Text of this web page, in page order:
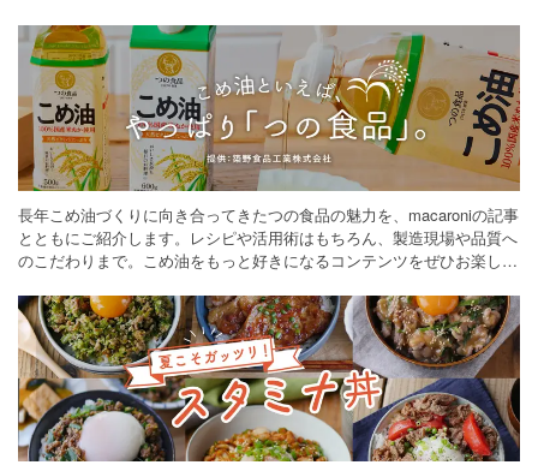
長年こめ油づくりに向き合ってきたつの食品の魅力を、macaroniの記事
とともにご紹介します。レシピや活用術はもちろん、製造現場や品質へ
のこだわりまで。こめ油をもっと好きになるコンテンツをぜひお楽しみ